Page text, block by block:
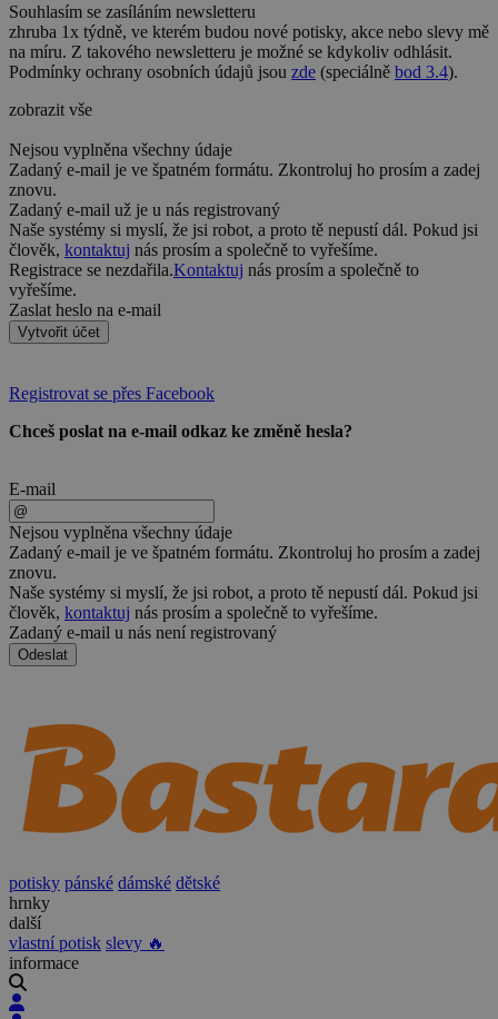
Souhlasím se zasíláním newsletteru
zhruba 1x týdně, ve kterém budou nové potisky, akce nebo slevy mě
na míru. Z takového newsletteru je možné se kdykoliv odhlásit.
Podmínky ochrany osobních údajů jsou zde (speciálně bod 3.4).
zobrazit vše
Nejsou vyplněna všechny údaje
Zadaný e-mail je ve špatném formátu. Zkontroluj ho prosím a zadej
znovu.
Zadaný e-mail už je u nás registrovaný
Naše systémy si myslí, že jsi robot, a proto tě nepustí dál. Pokud jsi
člověk, kontaktuj nás prosím a společně to vyřešíme.
Registrace se nezdařila.Kontaktuj nás prosím a společně to
vyřešíme.
Zaslat heslo na e-mail
Vytvořit účet
Registrovat se přes Facebook
Chceš poslat na e-mail odkaz ke změně hesla?
E-mail
Nejsou vyplněna všechny údaje
Zadaný e-mail je ve špatném formátu. Zkontroluj ho prosím a zadej
znovu.
Naše systémy si myslí, že jsi robot, a proto tě nepustí dál. Pokud jsi
člověk, kontaktuj nás prosím a společně to vyřešíme.
Zadaný e-mail u nás není registrovaný
Odeslat
potisky pánské dámské dětské
hrnky
další
vlastní potisk slevy 🔥
informace